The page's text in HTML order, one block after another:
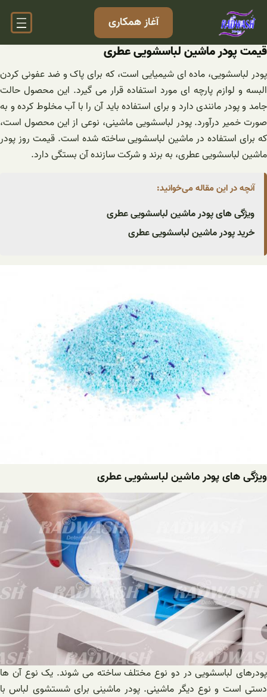
رفتن
آغاز همکاری
قیمت پودر ماشین لباسشویی عطری
پودر لباسشویی، ماده ای شیمیایی است، که برای پاک و ضد عفونی کردن
البسه و لوازم پارچه ای مورد استفاده قرار می گیرد. این محصول حالت
جامد و پودر مانندی دارد و برای استفاده باید آن را با آب مخلوط کرده و به
صورت خمیر درآورد. پودر لباسشویی ماشینی، نوعی از این محصول است،
که برای استفاده در ماشین لباسشویی ساخته شده است. قیمت روز پودر
ماشین لباسشویی عطری، به برند و شرکت سازنده آن بستگی دارد.
آنچه در این مقاله می‌خوانید:
ویژگی های پودر ماشین لباسشویی عطری
خرید پودر ماشین لباسشویی عطری
ویژگی های پودر ماشین لباسشویی عطری
پودرهای لباسشویی در دو نوع مختلف ساخته می شوند. یک نوع آن ها
دستی است و نوع دیگر ماشینی. پودر ماشینی برای شستشوی لباس با